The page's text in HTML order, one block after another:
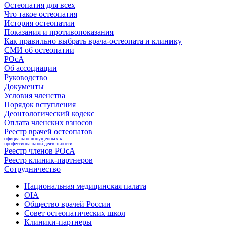
Остеопатия для всех
Что такое остеопатия
История остеопатии
Показания и противопоказания
Как правильно выбрать врача-остеопата и клинику
СМИ об остеопатии
РОсА
Об ассоциации
Руководство
Документы
Условия членства
Порядок вступления
Деонтологический кодекс
Оплата членских взносов
Реестр врачей остеопатов
официально допущенных к
профессиональной деятельности
Реестр членов РОсА
Реестр клиник-партнеров
Сотрудничество
Национальная медицинская палата
OIA
Общество врачей России
Совет остеопатических школ
Клиники-партнеры